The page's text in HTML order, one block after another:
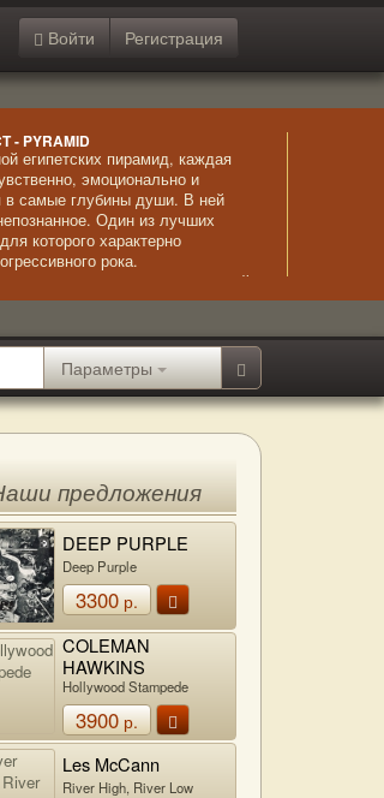
Войти Регистрация
- PYRAMID
египетских пирамид, каждая
эмоционально и
в самые глубины души. В ней
Один из лучших
которого характерно
рока.
сочетается с невыразимой
звучащим вокалом.
Параметры
предложения
DEEP PURPLE
Deep Purple
3300р.
COLEMAN
HAWKINS
Hollywood Stampede
3900р.
Les McCann
River High, River Low